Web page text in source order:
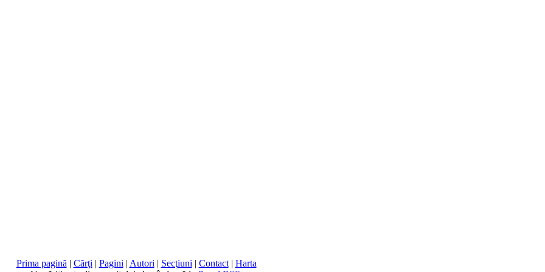
Prima pagină | Cărţi | Pagini | Autori | Secţiuni | Contact| Harta